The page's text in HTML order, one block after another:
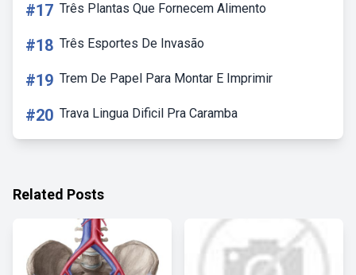
#17 Três Plantas Que Fornecem Alimento
#18 Três Esportes De Invasão
#19 Trem De Papel Para Montar E Imprimir
#20 Trava Lingua Dificil Pra Caramba
Related Posts